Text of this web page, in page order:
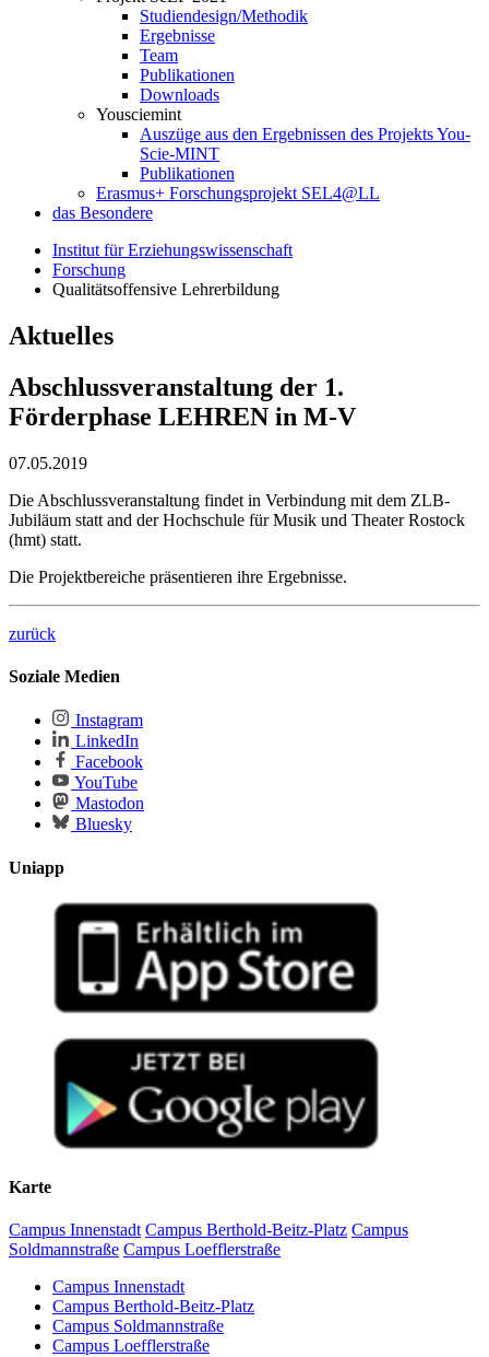
Studiendesign/Methodik
Ergebnisse
Team
Publikationen
Downloads
Yousciemint
Auszüge aus den Ergebnissen des Projekts You-
Scie-MINT
Publikationen
Erasmus+ Forschungsprojekt SEL4@LL
das Besondere
Institut für Erziehungswissenschaft
Forschung
Qualitätsoffensive Lehrerbildung
Aktuelles
Abschlussveranstaltung der 1.
Förderphase LEHREN in M-V
07.05.2019
Die Abschlussveranstaltung findet in Verbindung mit dem ZLB-
Jubiläum statt and der Hochschule für Musik und Theater Rostock
(hmt) statt.
Die Projektbereiche präsentieren ihre Ergebnisse.
zurück
Soziale Medien
Instagram
LinkedIn
Facebook
YouTube
Mastodon
Bluesky
Uniapp
Karte
Campus Innenstadt Campus Berthold-Beitz-Platz Campus
Soldmannstraße Campus Loefflerstraße
Campus Innenstadt
Campus Berthold-Beitz-Platz
Campus Soldmannstraße
Campus Loefflerstraße